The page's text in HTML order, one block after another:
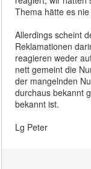
Thema hätte es
Allerdings scheint
Reklamationen
reagieren weder
nett gemeint die
der mangelnden
durchaus bekannt
bekannt ist.
Lg Peter